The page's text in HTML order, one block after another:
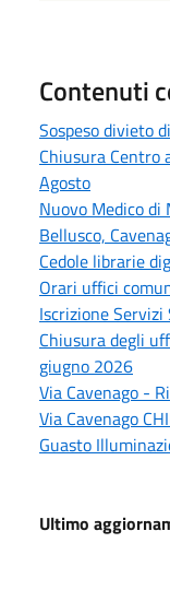
Contenuti
Sospeso divieto
Chiusura Centro
Agosto
Nuovo Medico di
Bellusco,
Cedole librarie
Orari uffici
Iscrizione
Chiusura degli
giugno 2026
Via Cavenago -
Via Cavenago
Guasto
Ultimo